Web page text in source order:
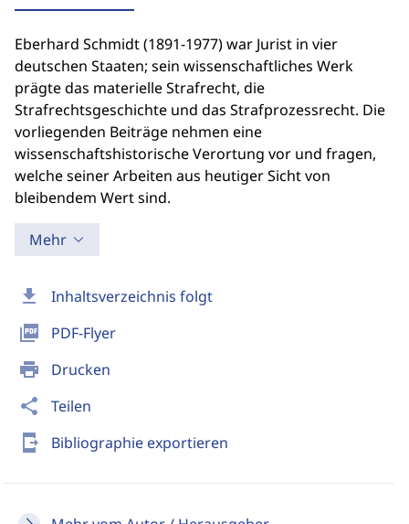
download Inhaltsverzeichnis folgt
picture_as_pdf PDF-Flyer
print Drucken
share Teilen
send_to_mobile Bibliographie exportieren
Eberhard Schmidt (1891-1977) war Jurist in vier
deutschen Staaten; sein wissenschaftliches Werk
prägte das materielle Strafrecht, die
Strafrechtsgeschichte und das Strafprozessrecht. Die
vorliegenden Beiträge nehmen eine
wissenschaftshistorische Verortung vor und fragen,
welche seiner Arbeiten aus heutiger Sicht von
bleibendem Wert sind.
Mehr